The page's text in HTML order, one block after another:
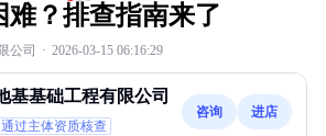
难？排查指南来了
公司 · 2026-03-15 06:16:29
基基础工程有限公司
通过主体资质核查
咨询 进店